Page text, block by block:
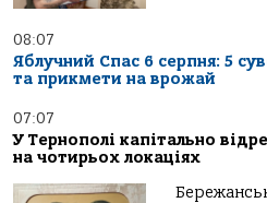
08:07
Яблучний Спас 6 серпня: 5
та прикмети на врожай
07:07
У Тернополі капітально
на чотирьох локаціях